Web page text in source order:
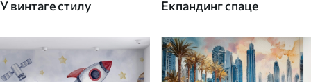
У винтаге стилу Екпандинг спаце